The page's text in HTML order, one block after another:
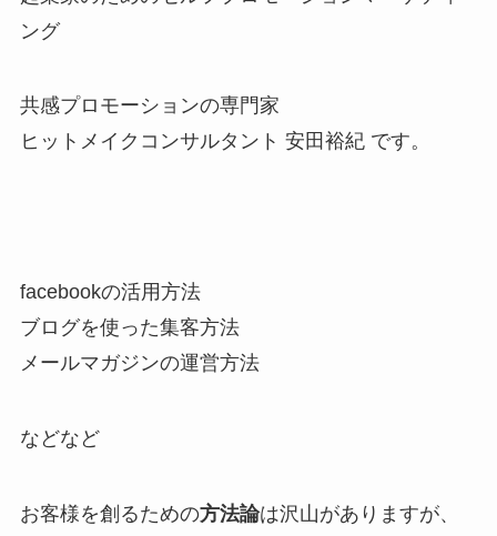
ング
共感プロモーションの専門家
ヒットメイクコンサルタント 安田裕紀 です。
facebookの活用方法
ブログを使った集客方法
メールマガジンの運営方法
などなど
お客様を創るための方法論は沢山がありますが、